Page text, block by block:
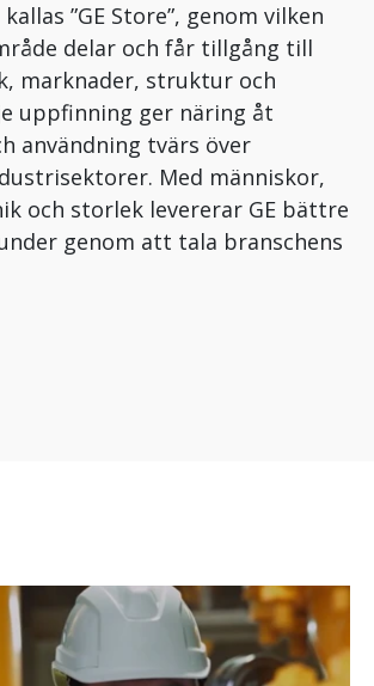
”GE Store”, genom vilken
delar och får tillgång till
marknader, struktur och
uppfinning ger näring åt
användning tvärs över
Med människor,
och storlek levererar GE bättre
genom att tala branschens